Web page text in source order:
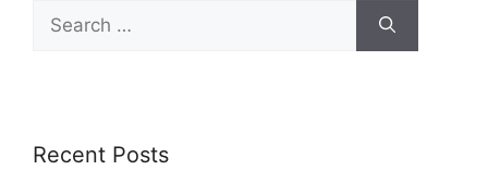
Search
for:
Recent Posts